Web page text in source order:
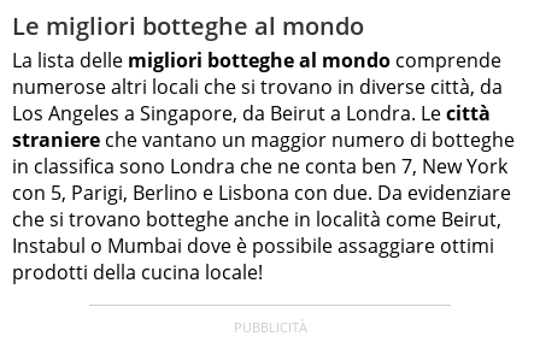
Le migliori botteghe al mondo
La lista delle migliori botteghe al mondo comprende
numerose altri locali che si trovano in diverse città, da
Los Angeles a Singapore, da Beirut a Londra. Lecittà
straniere che vantano un maggior numero di botteghe
in classifica sono Londra che ne conta ben 7, New York
con 5, Parigi, Berlino e Lisbona con due. Da evidenziare
che si trovano botteghe anche in località come Beirut,
Instabul o Mumbai dove è possibile assaggiare ottimi
prodotti della cucina locale!